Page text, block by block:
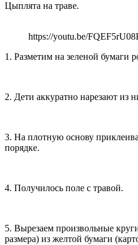
Цыплята на траве.
https://youtu.be/
1. Разметим на зеленой бумаги
2. Дети аккуратно нарезают из
3. На плотную основу
порядке.
4. Получилось поле с травой.
5. Вырезаем произвольные
размера) из желтой бумаги